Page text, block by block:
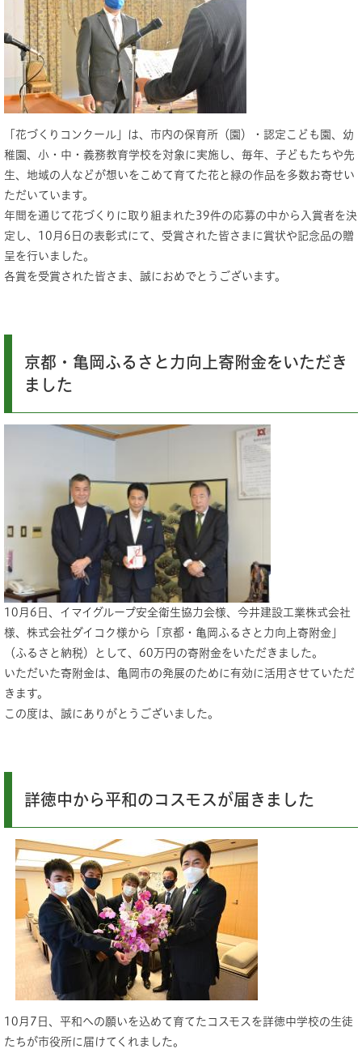
「花づくりコンクール」は、市内の保育所（園）・認定こども園、幼
稚園、小・中・義務教育学校を対象に実施し、毎年、子どもたちや先
生、地域の人などが想いをこめて育てた花と緑の作品を多数お寄せい
ただいています。
年間を通じて花づくりに取り組まれた39件の応募の中から入賞者を決
定し、10月6日の表彰式にて、受賞された皆さまに賞状や記念品の贈
呈を行いました。
各賞を受賞された皆さま、誠におめでとうございます。
京都・亀岡ふるさと力向上寄附金をいただき
ました
10月6日、イマイグループ安全衛生協力会様、今井建設工業株式会社
様、株式会社ダイコク様から「京都・亀岡ふるさと力向上寄附金」
（ふるさと納税）として、60万円の寄附金をいただきました。
いただいた寄附金は、亀岡市の発展のために有効に活用させていただ
きます。
この度は、誠にありがとうございました。
詳徳中から平和のコスモスが届きました
10月7日、平和への願いを込めて育てたコスモスを詳徳中学校の生徒
たちが市役所に届けてくれました。